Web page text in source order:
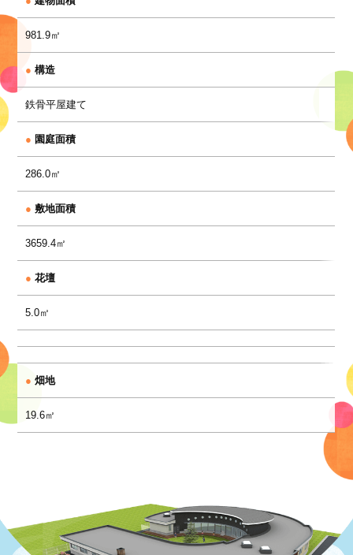
981.9㎡
● 構造
鉄骨平屋建て
● 園庭面積
286.0㎡
● 敷地面積
3659.4㎡
● 花壇
5.0㎡
● 畑地
19.6㎡